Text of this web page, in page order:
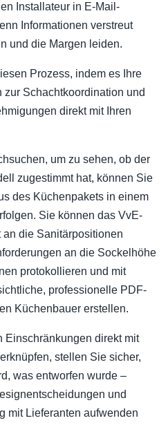
Installateur in E-Mail-
Informationen verstreut
und die Margen leiden.
Prozess, indem es Ihre
Schachtkoordination und
direkt mit Ihren
um zu sehen, ob der
zugestimmt hat, können Sie
des Küchenpakets in einem
Sie können das VvE-
die Sanitärpositionen
an die Sockelhöhe
protokollieren und mit
professionelle PDF-
Küchenbauer erstellen.
Einschränkungen direkt mit
stellen Sie sicher,
was entworfen wurde –
und
mit Lieferanten aufwenden